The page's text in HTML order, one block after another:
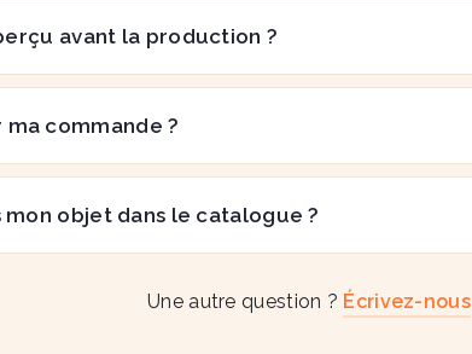
avant la production ?
commande ?
objet dans le catalogue ?
Une autre question ? Écrivez-nous